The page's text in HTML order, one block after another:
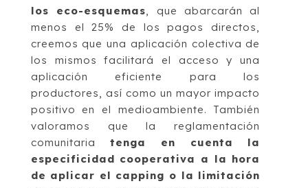
los eco-esquemas , que abarcarán al
menos el 25% de los pagos directos,
creemos que una aplicación colectiva de
los mismos facilitará el acceso y una
aplicación eficiente para los
productores, así como un mayor impacto
positivo en el medioambiente. También
valoramos que la reglamentación
comunitaria tenga en cuenta la
especificidad cooperativa a la hora
de aplicar el capping o la limitación